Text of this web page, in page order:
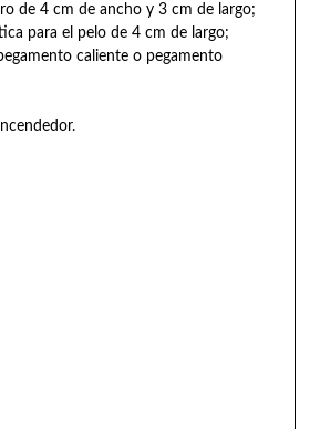
de 4 cm de ancho y 3 cm de largo;
para el pelo de 4 cm de largo;
caliente o pegamento